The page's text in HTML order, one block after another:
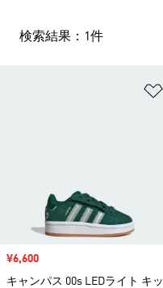
検索結果：1件
セール価格
¥6,600
キャンパス 00s LEDライト キッ